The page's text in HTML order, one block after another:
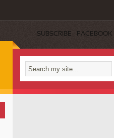
SUBSCRIBE FACEBOOK